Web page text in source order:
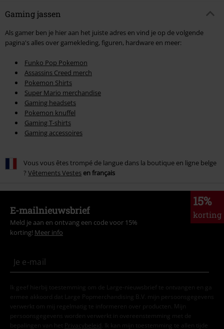
Gaming jassen
Als gamer ben je hier aan het juiste adres en vind je op de volgende
pagina's alles over gamekleding, figuren, hardware en meer:
Funko Pop Pokemon
Assassins Creed merch
Pokemon Shirts
Super Mario merchandise
Gaming headsets
Pokemon knuffel
Gaming T-shirts
Gaming accessoires
Vous vous êtes trompé de langue dans la boutique en ligne belge
?Vêtements Vestes en français
15%
korting
E-mailnieuwsbrief
Meld je aan en ontvang een code voor 15%
korting! Meer info
Ik geef hierbij toestemming om de Large-nieuwsbrief te ontvangen en ga
ermee akkoord dat Large Popmerchandising B.V. mijn persoonsgegevens
verwerkt om mij regelmatig te informeren over producten. Mijn
persoonsgegevens worden verwerkt in overeenstemming met de
bepalingen van het
Privacybeleid . Ik kan mijn toestemming te allen tijde